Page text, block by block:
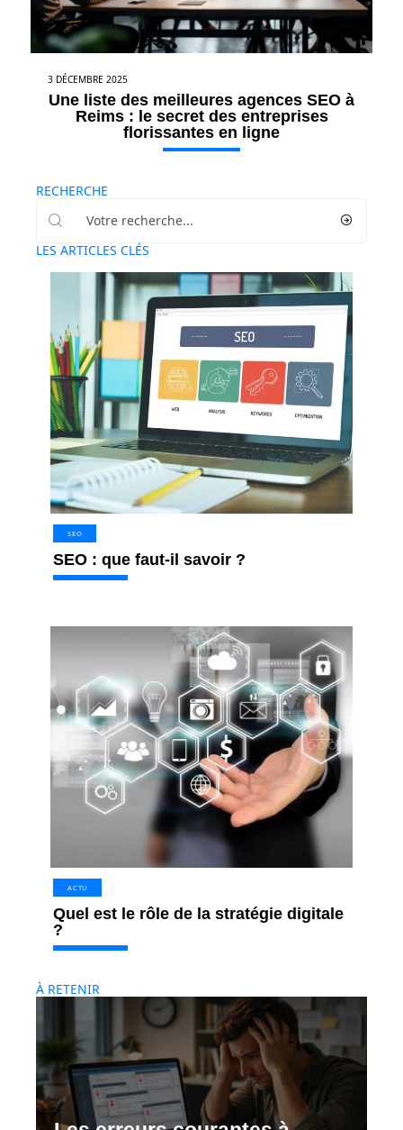
3 DÉCEMBRE 2025
Une liste des meilleures agences SEO à
Reims : le secret des entreprises
florissantes en ligne
RECHERCHE
LES ARTICLES CLÉS
SEO
SEO : que faut-il savoir ?
ACTU
Quel est le rôle de la stratégie digitale
?
À RETENIR